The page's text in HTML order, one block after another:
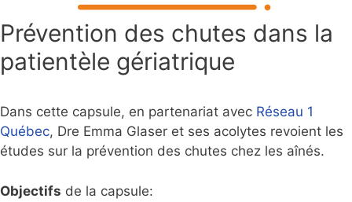
Prévention des chutes dans la
patientèle gériatrique
Dans cette capsule, en partenariat avec Réseau 1
Québec, Dre Emma Glaser et ses acolytes revoient les
études sur la prévention des chutes chez les aînés.
Objectifs de la capsule: